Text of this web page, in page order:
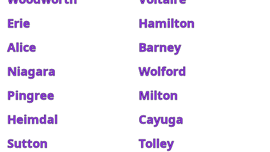
Erie
Hamilton
Alice
Barney
Niagara
Wolford
Pingree
Milton
Heimdal
Cayuga
Sutton
Tolley